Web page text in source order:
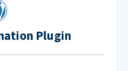
Plugin